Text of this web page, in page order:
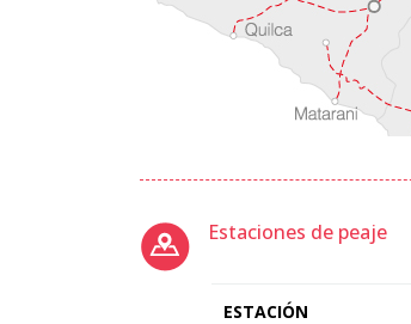
Estaciones de peaje
ESTACIÓN